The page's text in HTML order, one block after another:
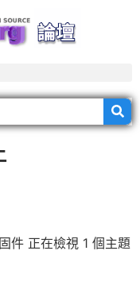
件 正在檢視 1 個主題